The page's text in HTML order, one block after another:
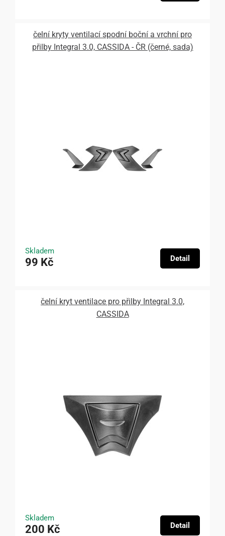
čelní kryty ventilací spodní boční a vrchní pro
přilby Integral 3.0, CASSIDA - ČR (černé, sada)
Skladem
99 Kč Detail
čelní kryt ventilace pro přilby Integral 3.0,
CASSIDA
Skladem
200 Kč Detail